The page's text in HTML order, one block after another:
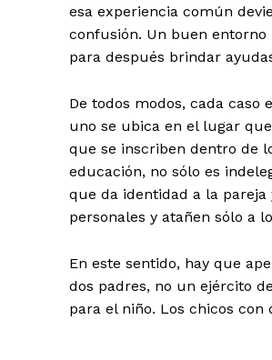
esa experiencia común
confusión. Un buen entorno
para después brindar
De todos modos, cada
uno se ubica en el lugar
que se inscriben dentro de
educación, no sólo es
que da identidad a la pareja
personales y atañen sólo a
En este sentido, hay que
dos padres, no un ejército
para el niño. Los chicos